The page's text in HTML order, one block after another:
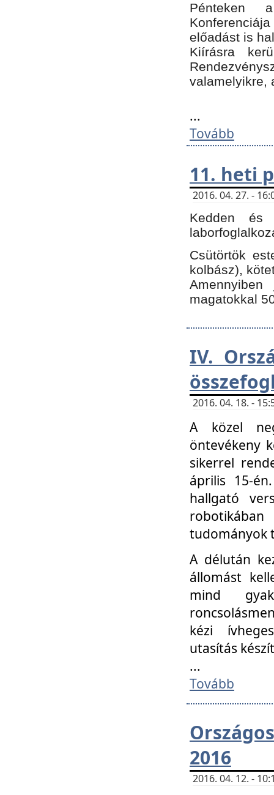
Pénteken
előadást is
Kiírásra
valamelyikre,
...
Tovább
11. heti
2016. 04. 27. -
Kedden és
Csütörtök
kolbász),
Amennyiben
magatokkal
IV.
2016. 04. 18. -
A közel
öntevékeny
sikerrel
április 15-
hallgató
tudományok
A délután
állomást
mind
kézi
utasítás
...
Tovább
2016
2016. 04. 12. -